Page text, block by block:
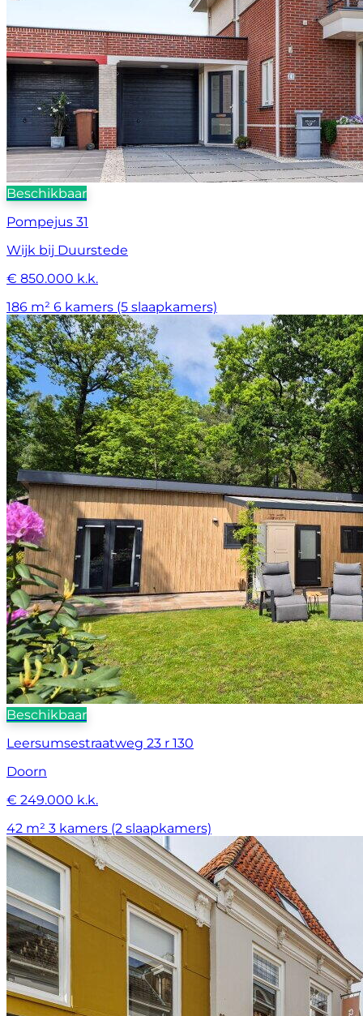
Beschikbaar
Pompejus 31
Wijk bij Duurstede
€ 850.000 k.k.
186 m² 6 kamers (5 slaapkamers)
Beschikbaar
Leersumsestraatweg 23 r 130
Doorn
€ 249.000 k.k.
42 m² 3 kamers (2 slaapkamers)